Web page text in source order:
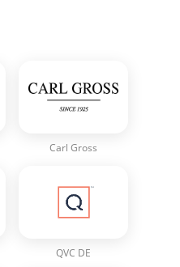
Carl Gross
QVC DE